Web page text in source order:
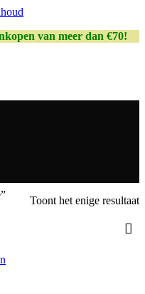
van meer dan €70!
Toont het enige resultaat